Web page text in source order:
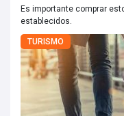
Es importante comprar
establecidos.
TURISMO